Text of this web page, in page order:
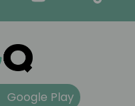
Google Play